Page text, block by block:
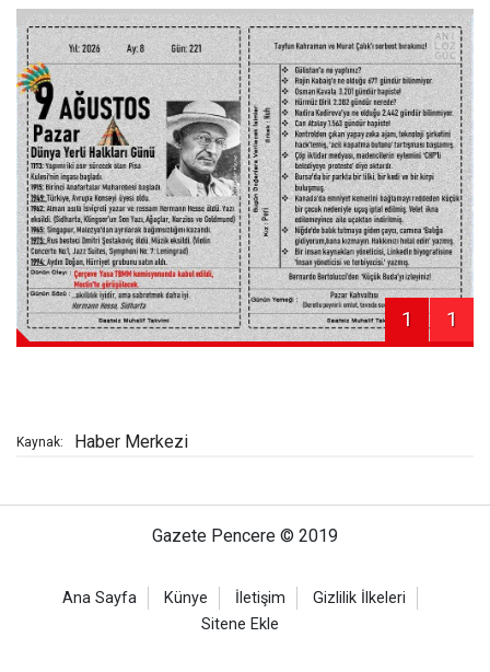
1 1
Kaynak: Haber Merkezi
Gazete Pencere © 2019
Ana Sayfa Künye İletişim
Gizlilik İlkeleri
Sitene Ekle